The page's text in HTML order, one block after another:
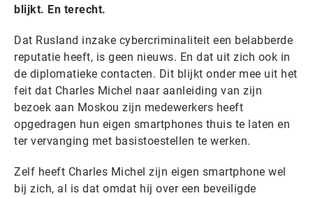
blijkt. En terecht.
Dat Rusland inzake cybercriminaliteit een belabberde
reputatie heeft, is geen nieuws. En dat uit zich ook in
de diplomatieke contacten. Dit blijkt onder mee uit het
feit dat Charles Michel naar aanleiding van zijn
bezoek aan Moskou zijn medewerkers heeft
opgedragen hun eigen smartphones thuis te laten en
ter vervanging met basistoestellen te werken.
Zelf heeft Charles Michel zijn eigen smartphone wel
bij zich, al is dat omdat hij over een beveiligde